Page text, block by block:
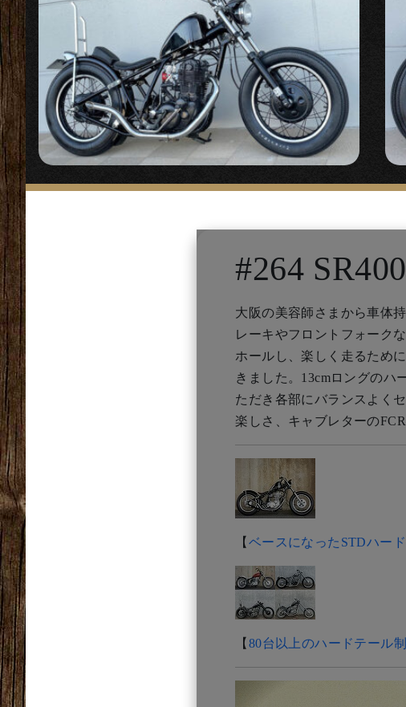
#264
大阪の美容師さまから車体
レーキやフロントフォーク
ホールし、楽しく走るため
きました。13cmロングのハ
ただき各部にバランスよく
楽しさ、キャブレターの
【 ベースになったSTDハー
【 80台以上のハードテール